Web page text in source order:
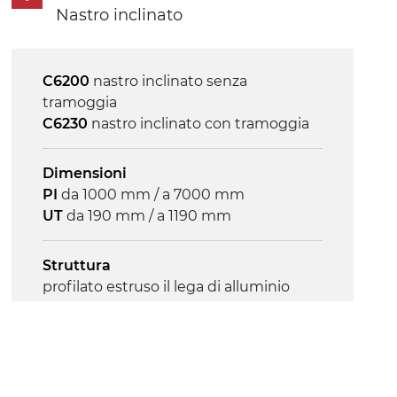
Controllo
on/off, E-Stop, protezione termica
motore
Nastro inclinato
C6200 nastro inclinato senza
tramoggia
C6230 nastro inclinato con tramoggia
Dimensioni
PIda 1000 mm / a 7000 mm
UTda 190 mm / a 1190 mm
Struttura
profilato estruso il lega di alluminio